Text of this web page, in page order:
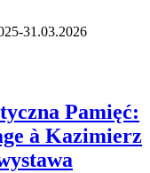
31.03.2026
Pamięć:
à Kazimierz